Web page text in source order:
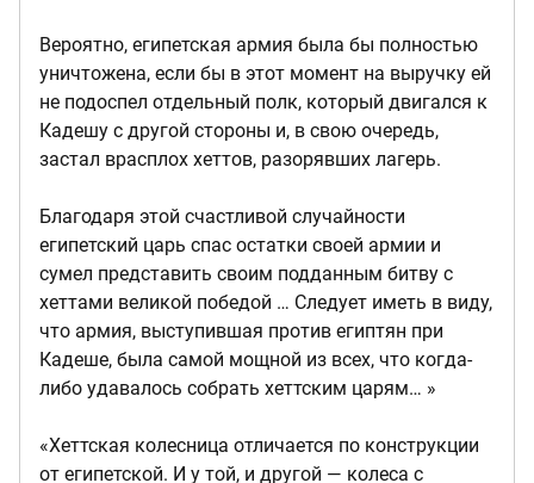
Вероятно, египетская армия была бы полностью
уничтожена, если бы в этот момент на выручку ей
не подоспел отдельный полк, который двигался к
Кадешу с другой стороны и, в свою очередь,
застал врасплох хеттов, разорявших лагерь.
Благодаря этой счастливой случайности
египетский царь спас остатки своей армии и
сумел представить своим подданным битву с
хеттами великой победой … Следует иметь в виду,
что армия, выступившая против египтян при
Кадеше, была самой мощной из всех, что когда-
либо удавалось собрать хеттским царям… »
«Хеттская колесница отличается по конструкции
от египетской. И у той, и другой — колеса с